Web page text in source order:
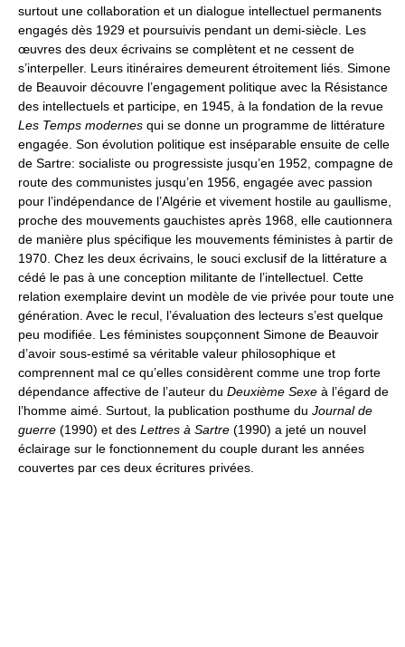
surtout une collaboration et un dialogue intellectuel permanents
engagés dès 1929 et poursuivis pendant un demi-siècle. Les
œuvres des deux écrivains se complètent et ne cessent de
s’interpeller. Leurs itinéraires demeurent étroitement liés. Simone
de Beauvoir découvre l’engagement politique avec la Résistance
des intellectuels et participe, en 1945, à la fondation de la revue
Les Temps modernes qui se donne un programme de littérature
engagée. Son évolution politique est inséparable ensuite de celle
de Sartre: socialiste ou progressiste jusqu’en 1952, compagne de
route des communistes jusqu’en 1956, engagée avec passion
pour l’indépendance de l’Algérie et vivement hostile au gaullisme,
proche des mouvements gauchistes après 1968, elle cautionnera
de manière plus spécifique les mouvements féministes à partir de
1970. Chez les deux écrivains, le souci exclusif de la littérature a
cédé le pas à une conception militante de l’intellectuel. Cette
relation exemplaire devint un modèle de vie privée pour toute une
génération. Avec le recul, l’évaluation des lecteurs s’est quelque
peu modifiée. Les féministes soupçonnent Simone de Beauvoir
d’avoir sous-estimé sa véritable valeur philosophique et
comprennent mal ce qu’elles considèrent comme une trop forte
dépendance affective de l’auteur du Deuxième Sexe à l’égard de
l’homme aimé. Surtout, la publication posthume du Journal de
guerre (1990) et des Lettres à Sartre (1990) a jeté un nouvel
éclairage sur le fonctionnement du couple durant les années
couvertes par ces deux écritures privées.